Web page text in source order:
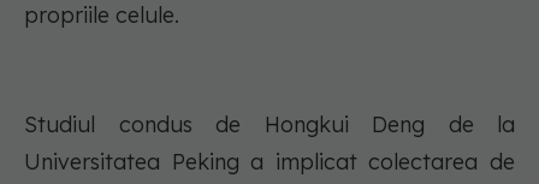
propriile celule.
Studiul condus de Hongkui Deng de la
Universitatea Peking a implicat colectarea de